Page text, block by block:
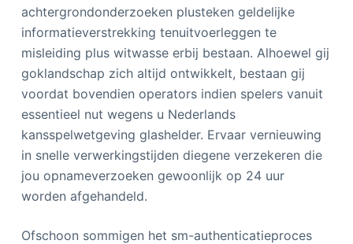
achtergrondonderzoeken plusteken geldelijke
informatieverstrekking tenuitvoerleggen te
misleiding plus witwasse erbij bestaan. Alhoewel gij
goklandschap zich altijd ontwikkelt, bestaan gij
voordat bovendien operators indien spelers vanuit
essentieel nut wegens u Nederlands
kansspelwetgeving glashelder. Ervaar vernieuwing
in snelle verwerkingstijden diegene verzekeren die
jou opnameverzoeken gewoonlijk op 24 uur
worden afgehandeld.
Ofschoon sommigen het sm-authenticatieproces